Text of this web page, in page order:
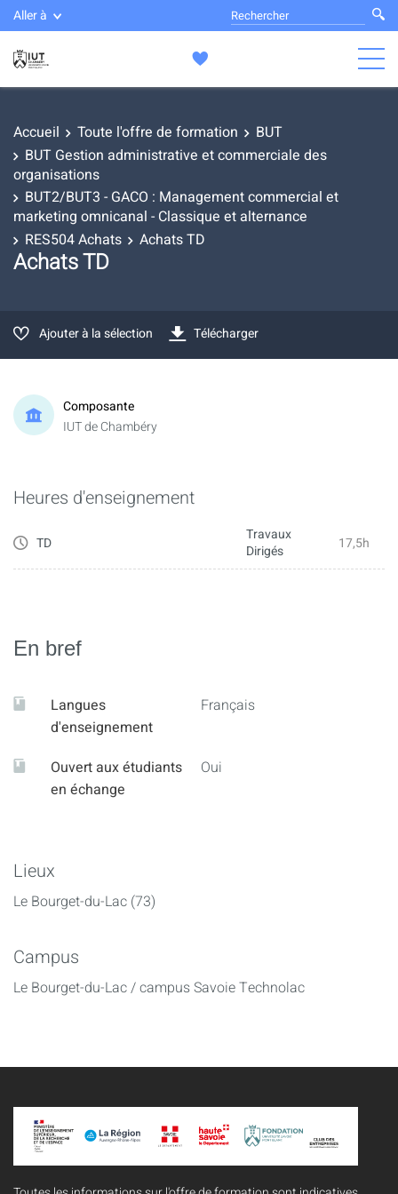
Aller à
Accueil Toute l'offre de formation
BUT
BUT Gestion administrative et commerciale des
organisations
BUT2/BUT3 - GACO : Management commercial et
marketing omnicanal - Classique et alternance
RES504 Achats
Achats TD
Achats TD
Ajouter à la sélection Télécharger
Composante
IUT de Chambéry
Heures d'enseignement
TD
Travaux
Dirigés
17,5h
En bref
Langues
d'enseignement
Français
Ouvert aux étudiants
en échange
Oui
Lieux
Le Bourget-du-Lac (73)
Campus
Le Bourget-du-Lac / campus Savoie Technolac